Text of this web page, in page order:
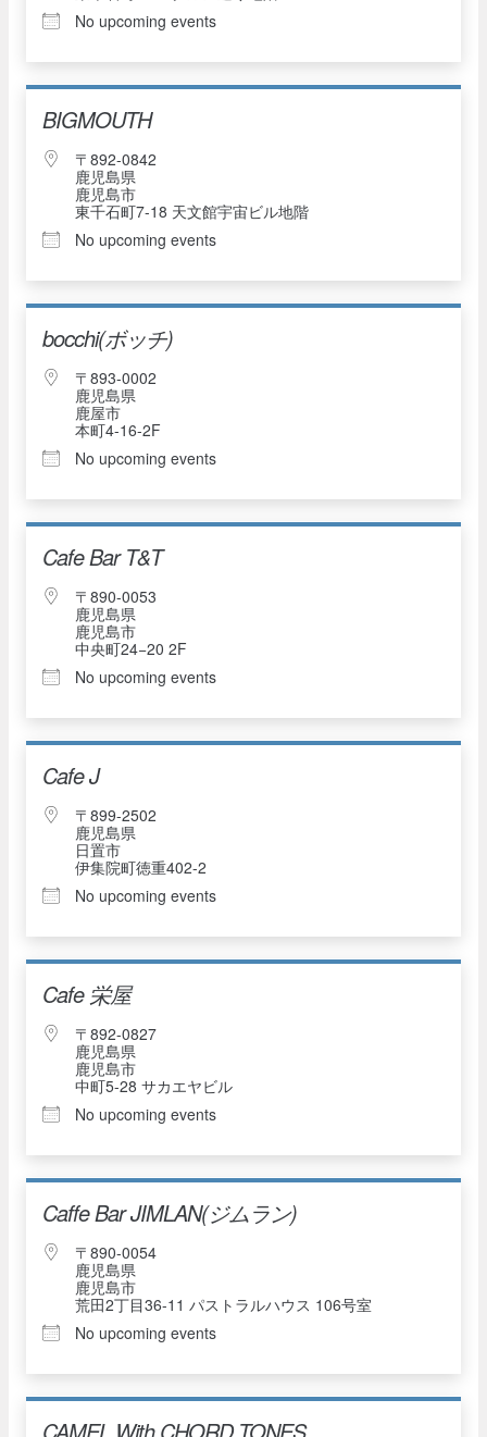
No upcoming events
BIGMOUTH
〒892-0842
鹿児島県
鹿児島市
東千石町7-18 天文館宇宙ビル地階
No upcoming events
bocchi(ボッチ)
〒893-0002
鹿児島県
鹿屋市
本町4-16-2F
No upcoming events
Cafe Bar T&T
〒890-0053
鹿児島県
鹿児島市
中央町24−20 2F
No upcoming events
Cafe J
〒899-2502
鹿児島県
日置市
伊集院町徳重402-2
No upcoming events
Cafe 栄屋
〒892-0827
鹿児島県
鹿児島市
中町5-28 サカエヤビル
No upcoming events
Caffe Bar JIMLAN(ジムラン)
〒890-0054
鹿児島県
鹿児島市
荒田2丁目36-11 パストラルハウス 106号室
No upcoming events
CAMEL With CHORD TONES